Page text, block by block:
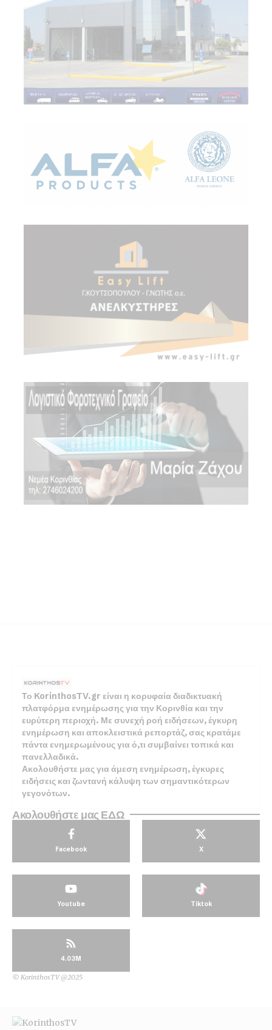
Το KorinthosTV.gr είναι η κορυφαία διαδικτυακή
πλατφόρμα ενημέρωσης για την Κορινθία και την
ευρύτερη περιοχή. Με συνεχή ροή ειδήσεων, έγκυρη
ενημέρωση και αποκλειστικά ρεπορτάζ, σας κρατάμε
πάντα ενημερωμένους για ό,τι συμβαίνει τοπικά και
πανελλαδικά.
Ακολουθήστε μας για άμεση ενημέρωση, έγκυρες
ειδήσεις και ζωντανή κάλυψη των σημαντικότερων
γεγονότων.
Ακολουθήστε μας ΕΔΩ
Facebook X
Youtube Tiktok
4.03M
© KorinthosTV @2025